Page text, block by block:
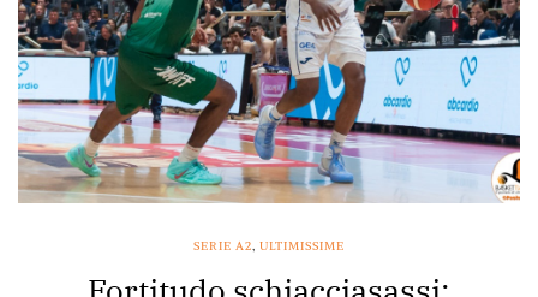
SERIE A2, ULTIMISSIME